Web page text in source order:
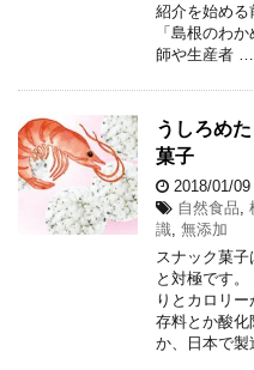
紹介を始める
「島根のわ
師や生産者 …
うしろめ
菓子
2018/01/09
自然食品,
識, 無添加
スナック菓
と対極です
りとカロリ
存料とか酸化
か、日本で